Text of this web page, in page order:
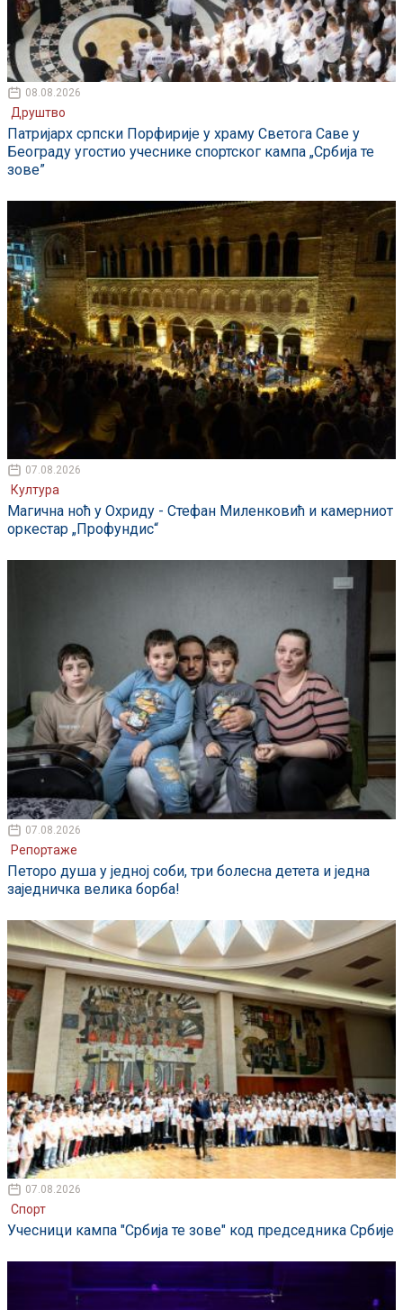
08.08.2026
Друштво
Патријарх српски Порфирије у храму Светога Саве у
Београду угостио учеснике спортског кампа „Србија те
зове”
07.08.2026
Култура
Магична ноћ у Охриду - Стефан Миленковић и камерниот
оркестар „Профундис“
07.08.2026
Репортаже
Петоро душа у једној соби, три болесна детета и једна
заједничка велика борба!
07.08.2026
Спорт
Учесници кампа "Србија те зове" код председника Србије